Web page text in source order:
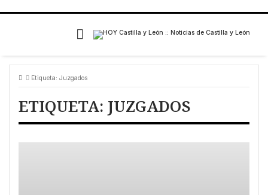
Etiqueta: Juzgados
ETIQUETA: JUZGADOS